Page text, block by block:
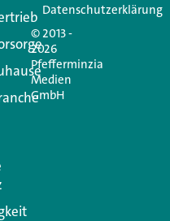
veröffentlicht.
© 2013 -
2026
Pfefferminzia
Medien
GmbH
Datenschutzerklärung